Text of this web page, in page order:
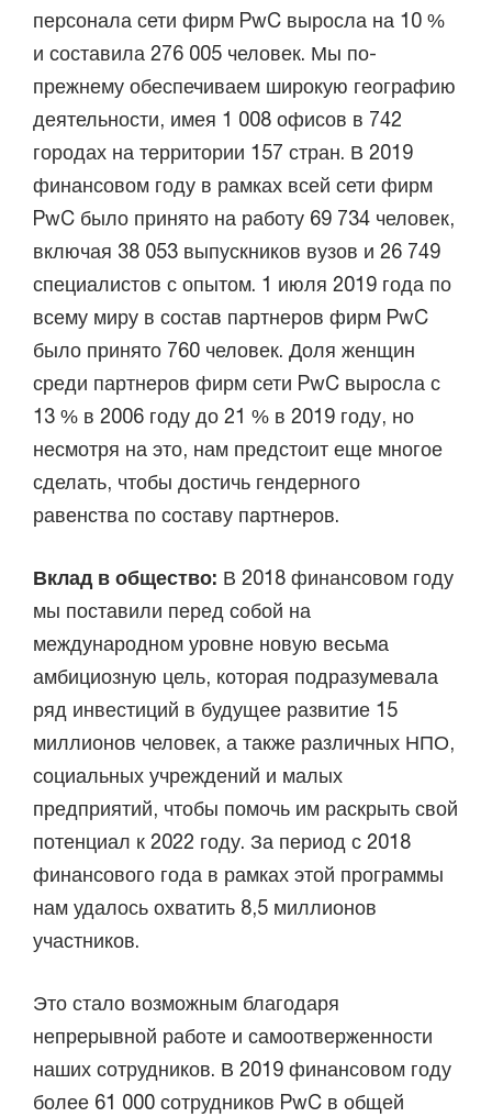
персонала сети фирм PwC выросла на 10 %
и составила 276 005 человек. Мы по-
прежнему обеспечиваем широкую географию
деятельности, имея 1 008 офисов в 742
городах на территории 157 стран. В 2019
финансовом году в рамках всей сети фирм
PwC было принято на работу 69 734 человек,
включая 38 053 выпускников вузов и 26 749
специалистов с опытом. 1 июля 2019 года по
всему миру в состав партнеров фирм PwC
было принято 760 человек. Доля женщин
среди партнеров фирм сети PwC выросла с
13 % в 2006 году до 21 % в 2019 году, но
несмотря на это, нам предстоит еще многое
сделать, чтобы достичь гендерного
равенства по составу партнеров.
Вклад в общество: В 2018 финансовом году
мы поставили перед собой на
международном уровне новую весьма
амбициозную цель, которая подразумевала
ряд инвестиций в будущее развитие 15
миллионов человек, а также различных НПО,
социальных учреждений и малых
предприятий, чтобы помочь им раскрыть свой
потенциал к 2022 году. За период с 2018
финансового года в рамках этой программы
нам удалось охватить 8,5 миллионов
участников.
Это стало возможным благодаря
непрерывной работе и самоотверженности
наших сотрудников. В 2019 финансовом году
более 61 000 сотрудников PwC в общей